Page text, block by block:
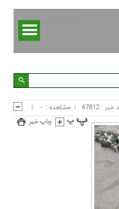
: 67812 مشاهده : -
چاپ خبر